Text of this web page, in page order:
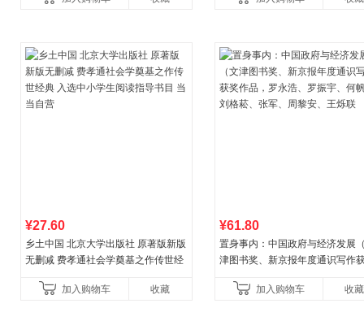
¥27.60
乡土中国 北京大学出版社 原著版新版
无删减 费孝通社会学奠基之作传世经
加入购物车 收藏
¥61.80
置身事内：中国政府与经济发展
津图书奖、新京报年度通识写作
菘、张军、周黎安、王烁联
加入购物车 收藏